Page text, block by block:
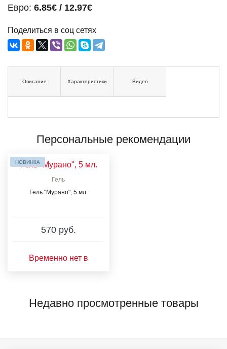
Евро: 6.85€ / 12.97€
Поделиться в соц сетях
Описание Характеристики Видео
Персональные рекомендации
НОВИНКА
Гель
Гель "Мурано", 5 мл.
570 руб.
Временно нет в
Недавно просмотренные товары